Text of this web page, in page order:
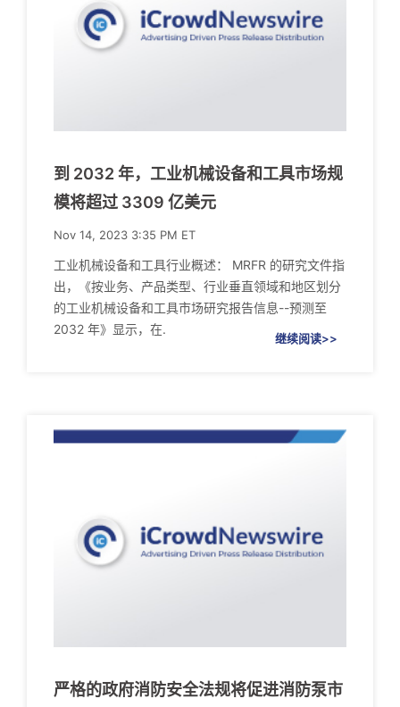
到 2032 年，工业机械设备和工具市场规
模将超过 3309 亿美元
Nov 14, 2023 3:35 PM ET
工业机械设备和工具行业概述： MRFR 的研究文件指
出，《按业务、产品类型、行业垂直领域和地区划分
的工业机械设备和工具市场研究报告信息--预测至
2032 年》显示，在.
继续阅读>>
严格的政府消防安全法规将促进消防泵市